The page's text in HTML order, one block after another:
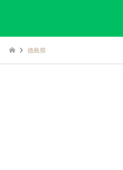
徳島県